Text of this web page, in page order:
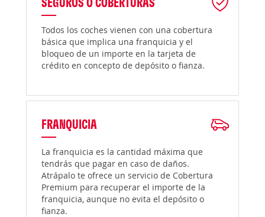
Todos los coches vienen con una cobertura
básica que implica una franquicia y el
bloqueo de un importe en la tarjeta de
crédito en concepto de depósito o fianza.
FRANQUICIA
La franquicia es la cantidad máxima que
tendrás que pagar en caso de daños.
Atrápalo te ofrece un servicio de Cobertura
Premium para recuperar el importe de la
franquicia, aunque no evita el depósito o
fianza.